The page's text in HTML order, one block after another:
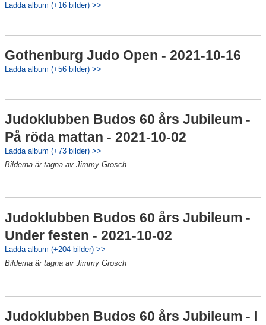
Ladda album (+16 bilder) >>
Gothenburg Judo Open - 2021-10-16
Ladda album (+56 bilder) >>
Judoklubben Budos 60 års Jubileum -
På röda mattan - 2021-10-02
Ladda album (+73 bilder) >>
Bilderna är tagna av Jimmy Grosch
Judoklubben Budos 60 års Jubileum -
Under festen - 2021-10-02
Ladda album (+204 bilder) >>
Bilderna är tagna av Jimmy Grosch
Judoklubben Budos 60 års Jubileum - I